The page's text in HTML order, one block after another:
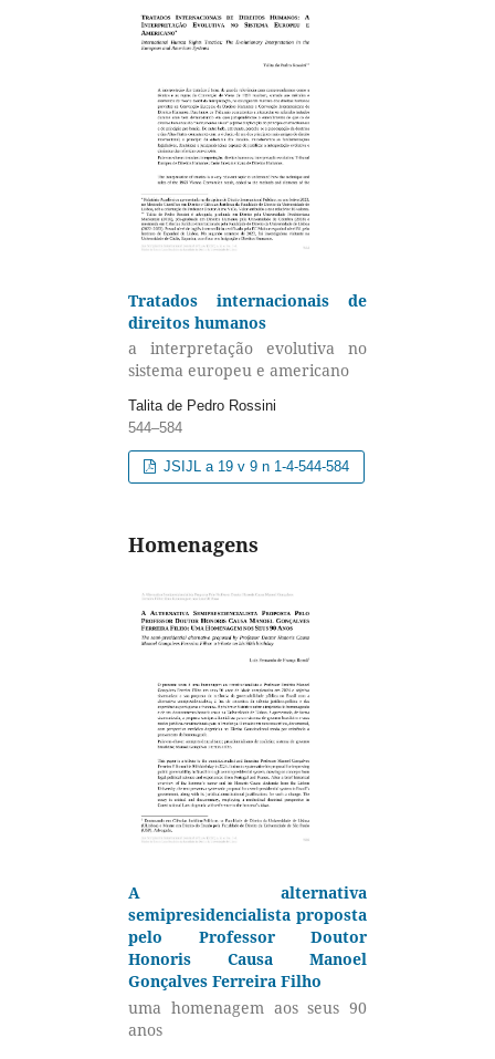
Tratados internacionais de
direitos humanos
a interpretação evolutiva no
sistema europeu e americano
Talita de Pedro Rossini
544–584
JSIJL a 19 v 9 n 1-4-544-584
Homenagens
A alternativa
semipresidencialista proposta
pelo Professor Doutor
Honoris Causa Manoel
Gonçalves Ferreira Filho
uma homenagem aos seus 90
anos